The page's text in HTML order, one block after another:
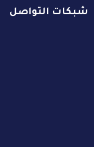
شبكات التواصل